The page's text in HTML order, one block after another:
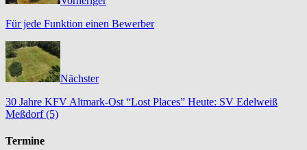
Für jede Funktion einen Bewerber
Nächster
30 Jahre KFV Altmark-Ost “Lost Places” Heute: SV Edelweiß
Meßdorf (5)
Termine